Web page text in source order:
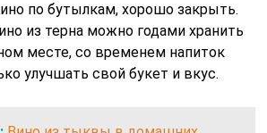
по бутылкам, хорошо закрыть.
из терна можно годами хранить
месте, со временем напиток
улучшать свой букет и вкус.